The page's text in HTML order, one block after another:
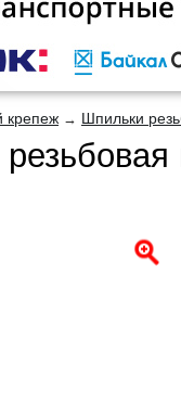
крепеж → Шпильки